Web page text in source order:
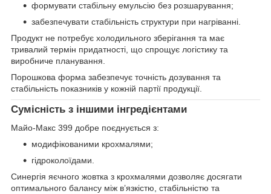
формувати стабільну емульсію без розшарування;
забезпечувати стабільність структури при нагріванні.
Продукт не потребує холодильного зберігання та має
тривалий термін придатності, що спрощує логістику та
виробниче планування.
Порошкова форма забезпечує точність дозування та
стабільність показників у кожній партії продукції.
Сумісність з іншими інгредієнтами
Майо-Макс 399 добре поєднується з:
модифікованими крохмалями;
гідроколоїдами.
Синергія яєчного жовтка з крохмалями дозволяє досягати
оптимального балансу між в’язкістю, стабільністю та